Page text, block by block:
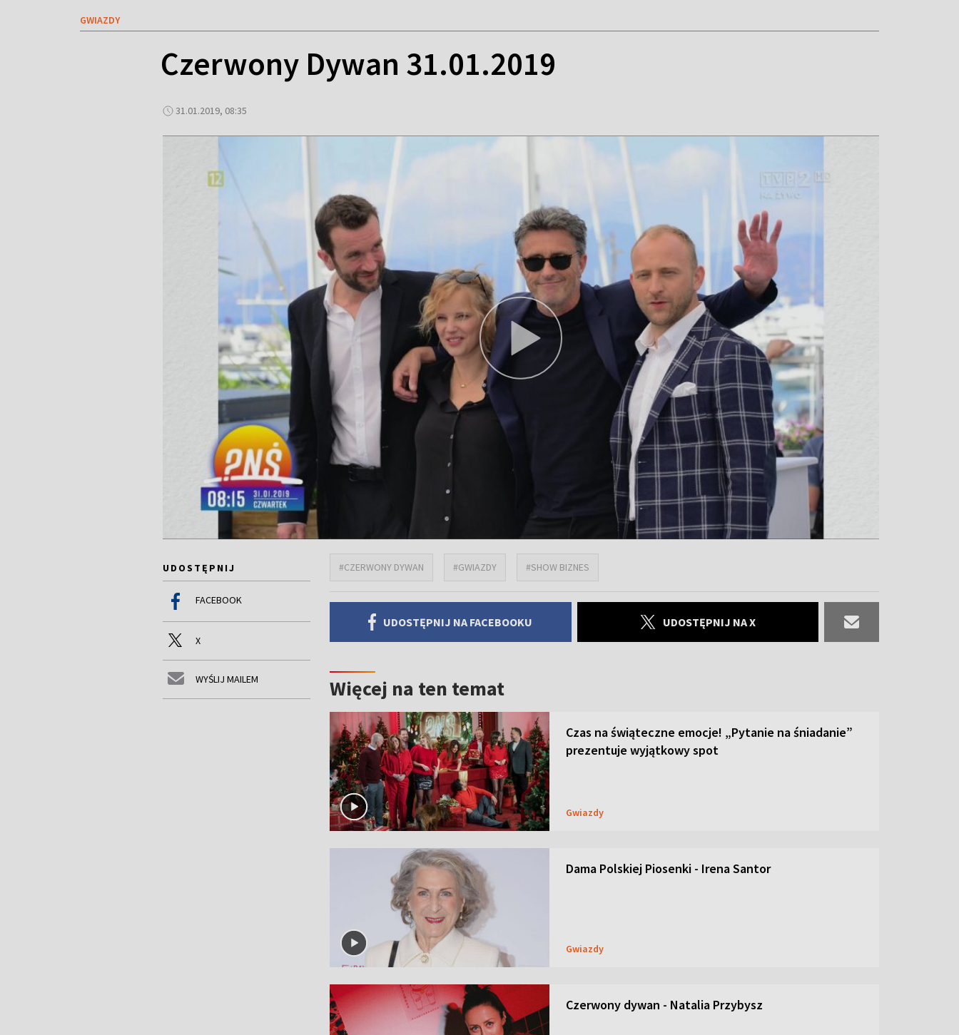
GWIAZDY
Czerwony Dywan 31.01.2019
31.01.2019, 08:35
UDOSTĘPNIJ
FACEBOOK
X
WYŚLIJ MAILEM
#CZERWONY DYWAN #GWIAZDY #SHOW BIZNES
UDOSTĘPNIJ NA FACEBOOKU UDOSTĘPNIJ NA X
Więcej na ten temat
Czas na świąteczne emocje! „Pytanie na śniadanie”
prezentuje wyjątkowy spot
Gwiazdy
Dama Polskiej Piosenki - Irena Santor
Gwiazdy
Czerwony dywan - Natalia Przybysz